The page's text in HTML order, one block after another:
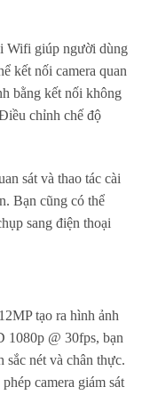
Wifi giúp người dùng
kết nối camera quan
bằng kết nối không
chỉnh chế độ
sát và thao tác cài
Bạn cũng có thể
sang điện thoại
tạo ra hình ảnh
1080p @ 30fps, bạn
nét và chân thực.
camera giám sát